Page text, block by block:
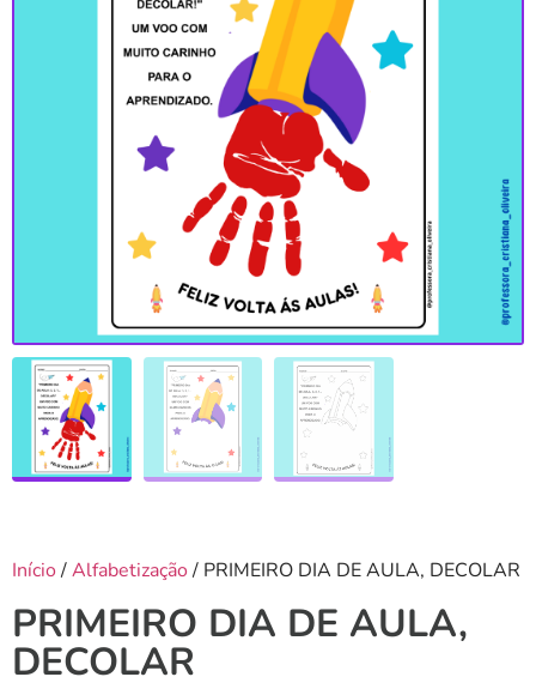
Início/Alfabetização/ PRIMEIRO DIA DE AULA, DECOLAR
PRIMEIRO DIA DE AULA,
DECOLAR